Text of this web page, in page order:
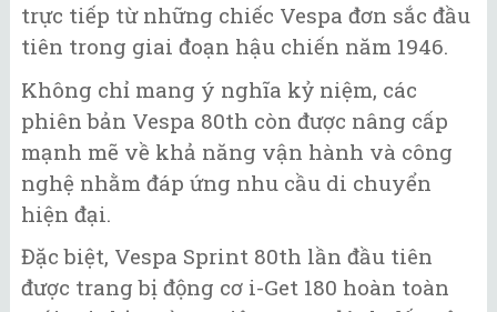
trực tiếp từ những chiếc Vespa đơn sắc đầu
tiên trong giai đoạn hậu chiến năm 1946.
Không chỉ mang ý nghĩa kỷ niệm, các
phiên bản Vespa 80th còn được nâng cấp
mạnh mẽ về khả năng vận hành và công
nghệ nhằm đáp ứng nhu cầu di chuyển
hiện đại.
Đặc biệt, Vespa Sprint 80th lần đầu tiên
được trang bị động cơ i-Get 180 hoàn toàn